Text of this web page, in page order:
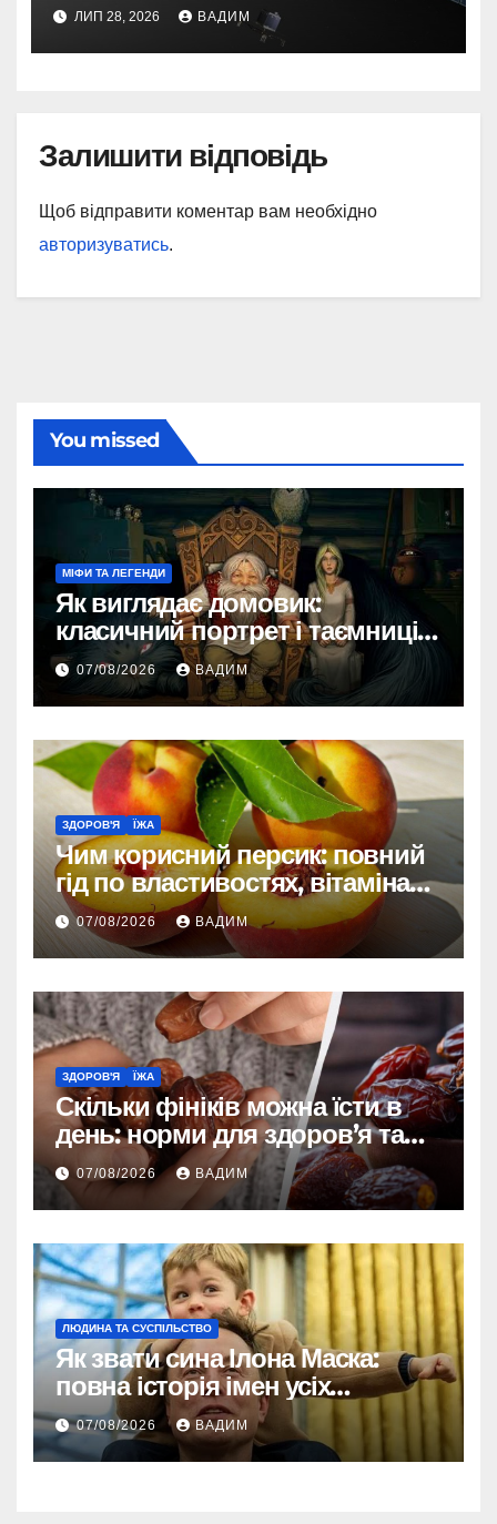
ЛИП 28, 2026 ВАДИМ
Залишити відповідь
Щоб відправити коментар вам необхідно
авторизуватись.
You missed
МІФИ ТА ЛЕГЕНДИ
Як виглядає домовик:
класичний портрет і таємниці
зовнішності
07/08/2026 ВАДИМ
ЗДОРОВ'Я ЇЖА
Чим корисний персик: повний
гід по властивостях, вітамінах і
впливі на організм
07/08/2026 ВАДИМ
ЗДОРОВ'Я ЇЖА
Скільки фініків можна їсти в
день: норми для здоров’я та
енергії
07/08/2026 ВАДИМ
ЛЮДИНА ТА СУСПІЛЬСТВО
Як звати сина Ілона Маска:
повна історія імен усіх
хлопчиків мільярдера
07/08/2026 ВАДИМ